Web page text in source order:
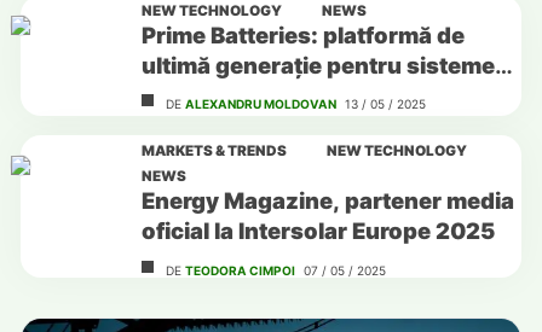
NEW TECHNOLOGY NEWS
Prime Batteries: platformă de
ultimă generație pentru sisteme
de stocare a energiei în baterii
DE ALEXANDRU MOLDOVAN 13 / 05 / 2025
MARKETS & TRENDS
NEW TECHNOLOGY
NEWS
Energy Magazine, partener media
oficial la Intersolar Europe 2025
DE TEODORA CIMPOI 07 / 05 / 2025